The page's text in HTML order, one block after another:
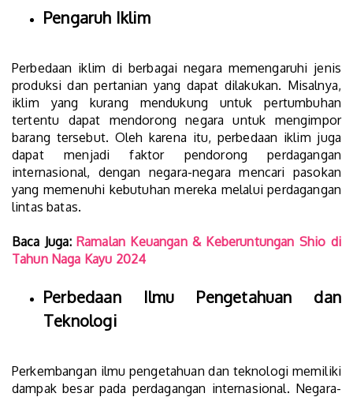
Pengaruh Iklim
Perbedaan iklim di berbagai negara memengaruhi jenis
produksi dan pertanian yang dapat dilakukan. Misalnya,
iklim yang kurang mendukung untuk pertumbuhan
tertentu dapat mendorong negara untuk mengimpor
barang tersebut. Oleh karena itu, perbedaan iklim juga
dapat menjadi faktor pendorong perdagangan
internasional, dengan negara-negara mencari pasokan
yang memenuhi kebutuhan mereka melalui perdagangan
lintas batas.
Baca Juga: Ramalan Keuangan & Keberuntungan Shio di
Tahun Naga Kayu 2024
Perbedaan Ilmu Pengetahuan dan
Teknologi
Perkembangan ilmu pengetahuan dan teknologi memiliki
dampak besar pada perdagangan internasional. Negara-